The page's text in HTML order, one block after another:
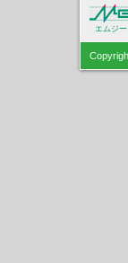
エムジ